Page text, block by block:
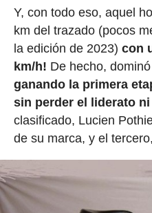
Y, con todo eso, aquel
km del trazado (pocos
la edición de 2023) con
km/h! De hecho,
ganando la primera
sin perder el liderato ni
clasificado, Lucien
de su marca, y el